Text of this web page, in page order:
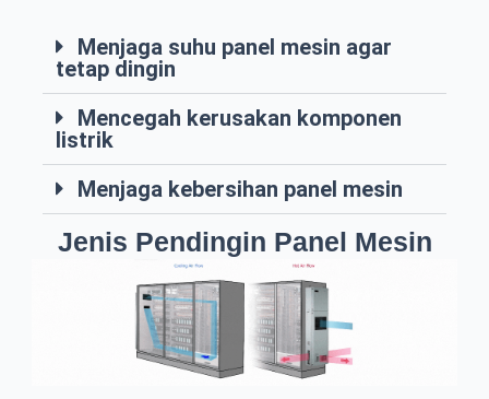
Menjaga suhu panel mesin agar
tetap dingin
Mencegah kerusakan komponen
listrik
Menjaga kebersihan panel mesin
Jenis Pendingin Panel Mesin